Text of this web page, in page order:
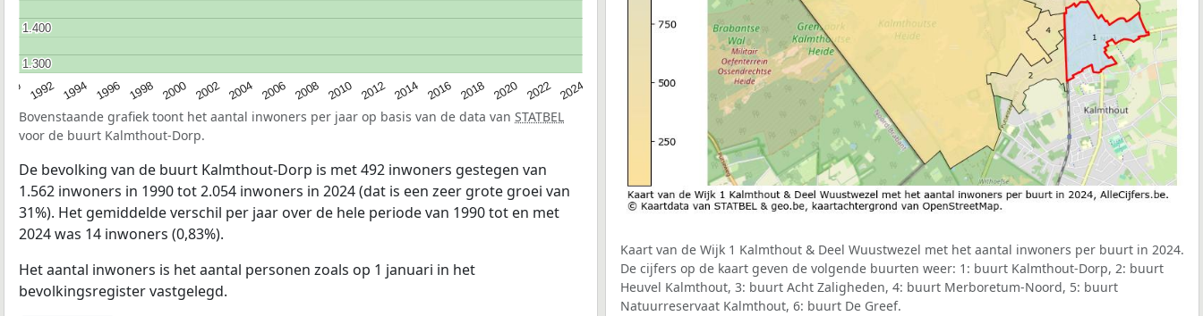
1992 1994 1996 1998 2000 2002 2004 2006 2008 2010 2012 2014 2016 2018 2020 2022 2024
1.300
1.300
1.400
1.400
Bovenstaande grafiek toont het aantal inwoners per jaar op basis van de data van STATBEL
voor de buurt Kalmthout-Dorp.
De bevolking van de buurt Kalmthout-Dorp is met 492 inwoners gestegen van
1.562 inwoners in 1990 tot 2.054 inwoners in 2024 (dat is een zeer grote groei van
31%). Het gemiddelde verschil per jaar over de hele periode van 1990 tot en met
2024 was 14 inwoners (0,83%).
Het aantal inwoners is het aantal personen zoals op 1 januari in het
bevolkingsregister vastgelegd.
Kaart van de Wijk 1 Kalmthout & Deel Wuustwezel met het aantal inwoners per buurt in 2024.
De cijfers op de kaart geven de volgende buurten weer: 1: buurt Kalmthout-Dorp, 2: buurt
Heuvel Kalmthout, 3: buurt Acht Zaligheden, 4: buurt Merboretum-Noord, 5: buurt
Natuurreservaat Kalmthout, 6: buurt De Greef.